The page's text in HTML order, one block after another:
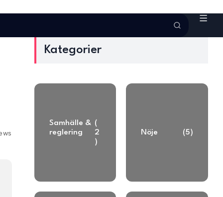
Kategorier
Samhälle &
reglering
(
2
)
Nöje (5)